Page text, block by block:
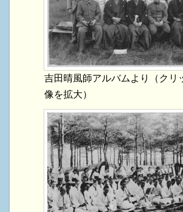
吉田晴風師アルバムより（クリ
像を拡大）